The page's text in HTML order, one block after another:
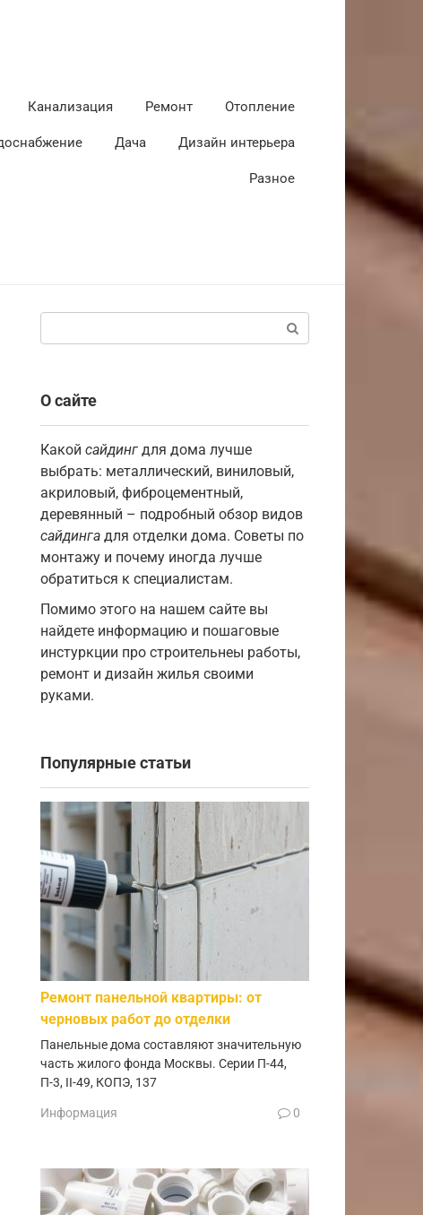
Канализация Ремонт Отопление
Дача Дизайн интерьера
Разное
О сайте
Какой сайдинг для дома лучше
выбрать: металлический, виниловый,
акриловый, фиброцементный,
деревянный – подробный обзор видов
сайдинга для отделки дома. Советы по
монтажу и почему иногда лучше
обратиться к специалистам.
Помимо этого на нашем сайте вы
найдете информацию и пошаговые
инстуркции про строительнеы работы,
ремонт и дизайн жилья своими
руками.
Популярные статьи
Ремонт панельной квартиры: от
черновых работ до отделки
Панельные дома составляют значительную
часть жилого фонда Москвы. Серии П-44,
П-3, II-49, КОПЭ, 137
Информация 0